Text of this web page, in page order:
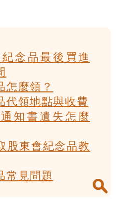
念品最後買進
怎麼領？
代領地點與收費
知書遺失怎麼
股東會紀念品教
常見問題